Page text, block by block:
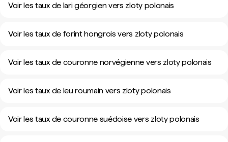
Voir les taux de lari géorgien vers zloty polonais
Voir les taux de forint hongrois vers zloty polonais
Voir les taux de couronne norvégienne vers zloty polonais
Voir les taux de leu roumain vers zloty polonais
Voir les taux de couronne suédoise vers zloty polonais